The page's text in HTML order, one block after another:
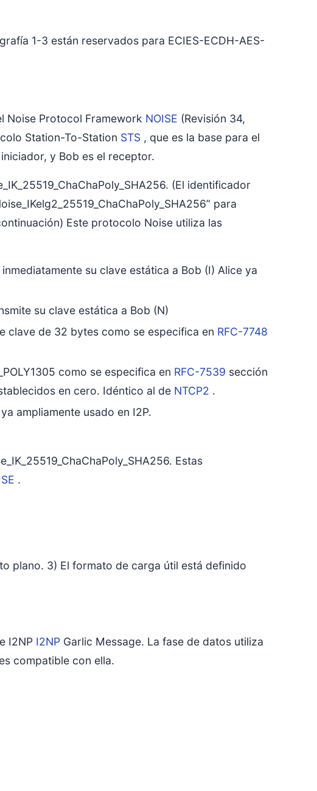
1-3 están reservados para ECIES-ECDH-AES-
Noise Protocol Framework NOISE (Revisión 34,
Station-To-Station STS , que es la base para el
y Bob es el receptor.
(El identificador
para
Este protocolo Noise utiliza las
su clave estática a Bob (I) Alice ya
su clave estática a Bob (N)
clave de 32 bytes como se especifica en RFC-7748
como se especifica en RFC-7539 sección
en cero. Idéntico al de NTCP2 .
ampliamente usado en I2P.
Estas
.
plano. 3) El formato de carga útil está definido
I2NP I2NP Garlic Message. La fase de datos utiliza
compatible con ella.